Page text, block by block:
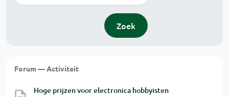
Zoek
Forum — Activiteit
Hoge prijzen voor electronica hobbyisten